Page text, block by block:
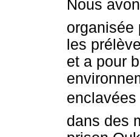
Nous
organisée
les
et a pour
enclavées
dans des